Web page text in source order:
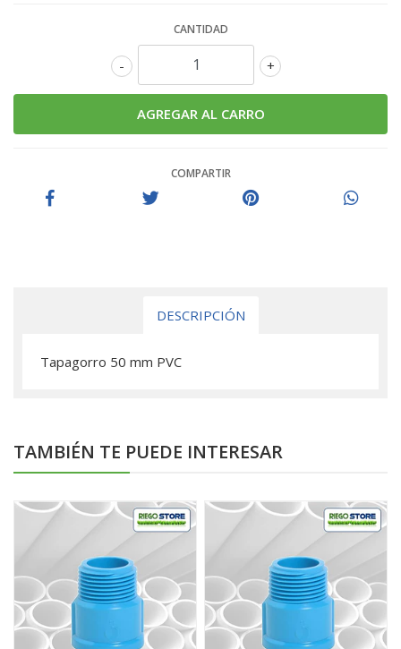
CANTIDAD
+
-
COMPARTIR
DESCRIPCIÓN
Tapagorro 50 mm PVC
TAMBIÉN TE PUEDE INTERESAR